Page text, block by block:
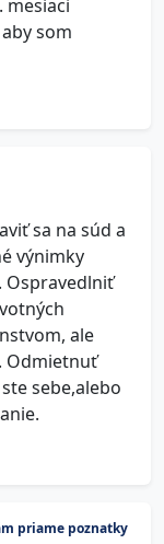
mesiaci
som
sa na súd a
výnimky
Ospravedlniť
ale
Odmietnuť
sebe,alebo
priame poznatky